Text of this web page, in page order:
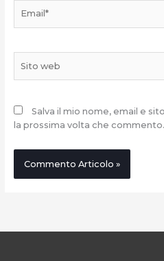
web
Salva il mio nome, email e
la prossima volta che commento.